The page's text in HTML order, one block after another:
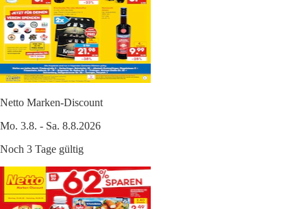
Netto Marken-Discount
Mo. 3.8. - Sa. 8.8.2026
Noch 3 Tage gültig